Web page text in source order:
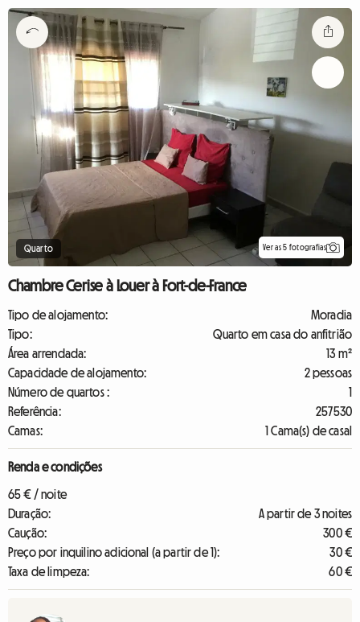
Quarto Ver as 5 fotografias
Chambre Cerise à Louer à Fort-de-France
Tipo de alojamento:
Moradia
Tipo:
Quarto em casa do anfitrião
Área arrendada:
13 m²
Capacidade de alojamento:
2 pessoas
Número de quartos :
1
Referência:
257530
Camas:
1 Cama(s) de casal
Renda e condições
65 € / noite
Duração:
A partir de 3 noites
Caução:
300 €
Preço por inquilino adicional (a partir de 1):
30 €
Taxa de limpeza:
60 €